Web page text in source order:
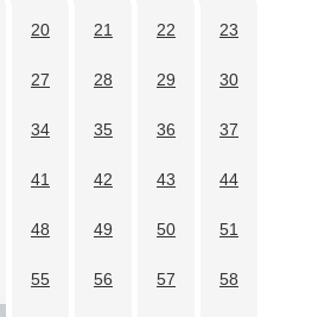
20 21 22 23
27 28 29 30
34 35 36 37
41 42 43 44
48 49 50 51
55 56 57 58